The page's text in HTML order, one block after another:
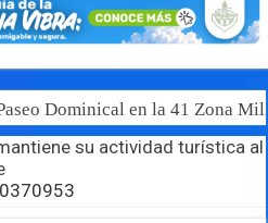
Dominical en la 41 Zona
su actividad turística al